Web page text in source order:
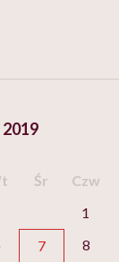
2019
Śr Czw
1
7 8